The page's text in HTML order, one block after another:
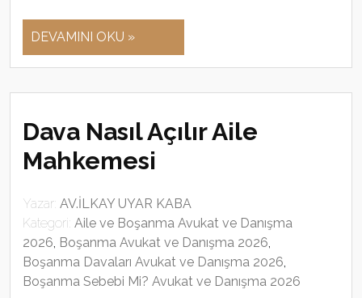
DEVAMINI OKU »
Dava Nasıl Açılır Aile
Mahkemesi
Yazar: AV.İLKAY UYAR KABA
Kategori: Aile ve Boşanma Avukat ve Danışma
2026, Boşanma Avukat ve Danışma 2026,
Boşanma Davaları Avukat ve Danışma 2026,
Boşanma Sebebi Mi? Avukat ve Danışma 2026